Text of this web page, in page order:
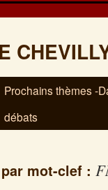
Prochains thèmes -
débats
mot-clef :